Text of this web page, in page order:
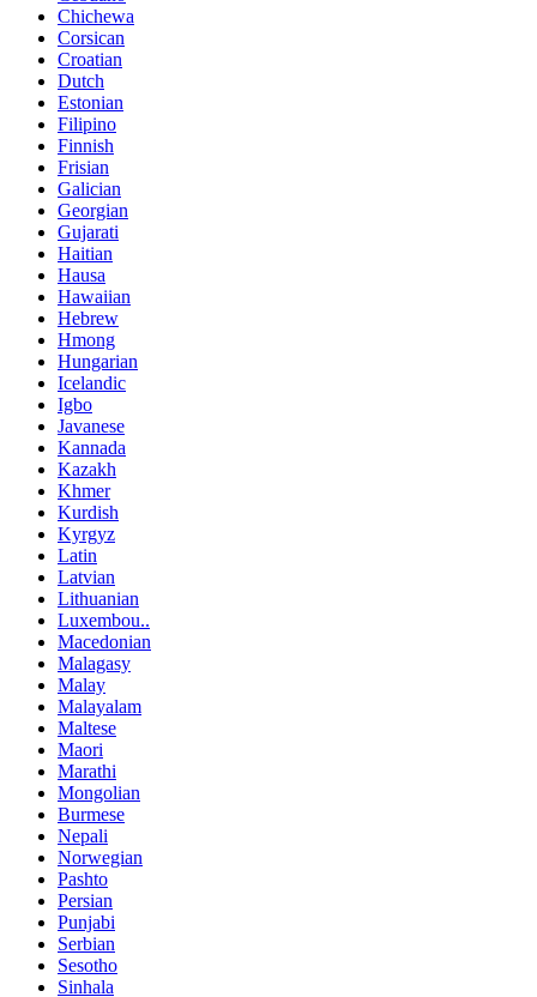
Chichewa
Corsican
Croatian
Dutch
Estonian
Filipino
Finnish
Frisian
Galician
Georgian
Gujarati
Haitian
Hausa
Hawaiian
Hebrew
Hmong
Hungarian
Icelandic
Igbo
Javanese
Kannada
Kazakh
Khmer
Kurdish
Kyrgyz
Latin
Latvian
Lithuanian
Luxembou..
Macedonian
Malagasy
Malay
Malayalam
Maltese
Maori
Marathi
Mongolian
Burmese
Nepali
Norwegian
Pashto
Persian
Punjabi
Serbian
Sesotho
Sinhala